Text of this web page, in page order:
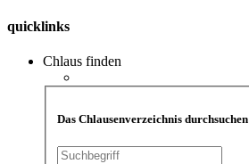
quicklinks
Chlaus finden
Das Chlausenverzeichnis durchsuchen